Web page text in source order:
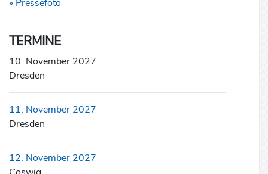
» Pressefoto
TERMINE
10. November 2027
Dresden
11. November 2027
Dresden
12. November 2027